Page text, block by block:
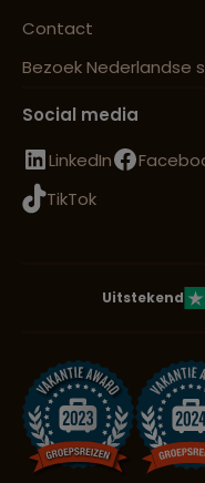
Contact
Bezoek Nederlandse
Social media
LinkedIn
TikTok
Uitstekend